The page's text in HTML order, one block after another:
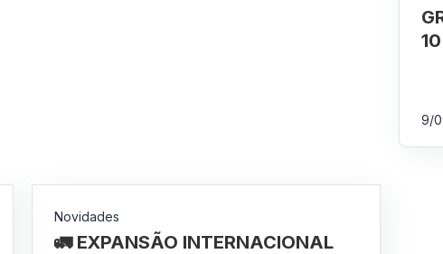
Novidades
🚛 EXPANSÃO INTERNACIONAL
9/